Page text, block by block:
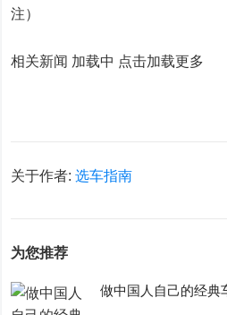
注）
相关新闻 加载中 点击加载更多
关于作者:选车指南
为您推荐
做中国人自己的经典